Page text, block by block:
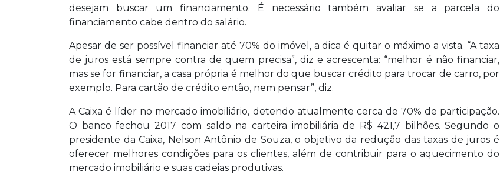
desejam buscar um financiamento. É necessário também avaliar se a parcela do
financiamento cabe dentro do salário.
Apesar de ser possível financiar até 70% do imóvel, a dica é quitar o máximo a vista. “A taxa
de juros está sempre contra de quem precisa”, diz e acrescenta: “melhor é não financiar,
mas se for financiar, a casa própria é melhor do que buscar crédito para trocar de carro, por
exemplo. Para cartão de crédito então, nem pensar”, diz.
A Caixa é líder no mercado imobiliário, detendo atualmente cerca de 70% de participação.
O banco fechou 2017 com saldo na carteira imobiliária de R$ 421,7 bilhões. Segundo o
presidente da Caixa, Nelson Antônio de Souza, o objetivo da redução das taxas de juros é
oferecer melhores condições para os clientes, além de contribuir para o aquecimento do
mercado imobiliário e suas cadeias produtivas.